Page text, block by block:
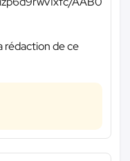
rédaction de ce